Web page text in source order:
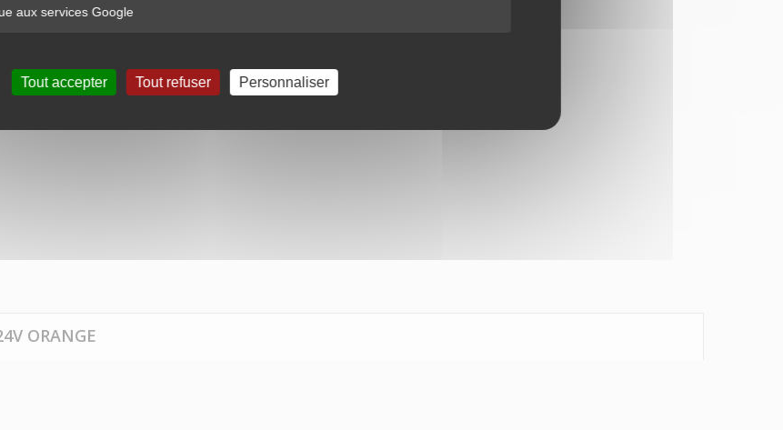
aux services Google
Tout accepter Tout refuser Personnaliser
par alternance jusqu’à 8 feux.
ORANGE